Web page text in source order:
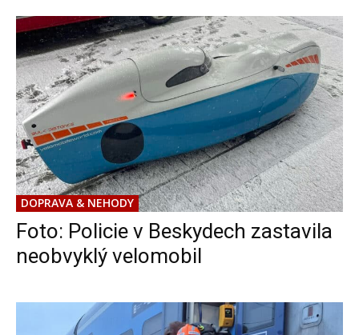
DOPRAVA & NEHODY
Foto: Policie v Beskydech zastavila
neobvyklý velomobil